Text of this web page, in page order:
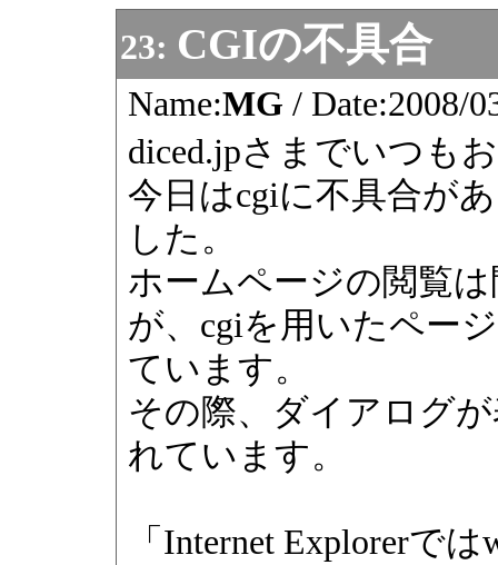
23: CGIの不具合
Name:MG / Date:2008/
diced.jpさまでいつも
今日はcgiに不具合が
した。
ホームページの閲覧
が、cgiを用いたペー
ています。
その際、ダイアログ
れています。
「Internet Explorerで